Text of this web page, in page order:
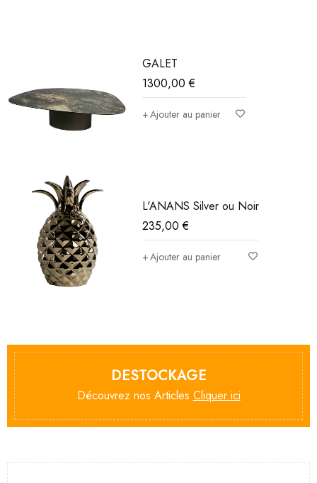
GALET
1300,00€
Ajouter au panier
L'ANANS Silver ou Noir
235,00€
Ajouter au panier
DESTOCKAGE
Découvrez nos Articles Cliquer ici